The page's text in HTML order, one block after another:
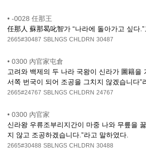
• -0028 任那王
任那人 蘇那曷叱智가 “나라에 돌아가고 싶다
2665#30487 SBLNGS CHLDRN 30487
• 0300 內官家屯倉
고려와 백제의 두 나라 국왕이 신라가 圖籍
서쪽 번국이 되어 조공을 그치지 않겠습니다
2665#24767 SBLNGS CHLDRN 24767
• 0300 內官家
신라왕 우류조부리지간이 마중 나와 무릎을
지 않고 조공하겠습니다.”라고 말하였다.
2665#30488 SBLNGS CHLDRN 30488